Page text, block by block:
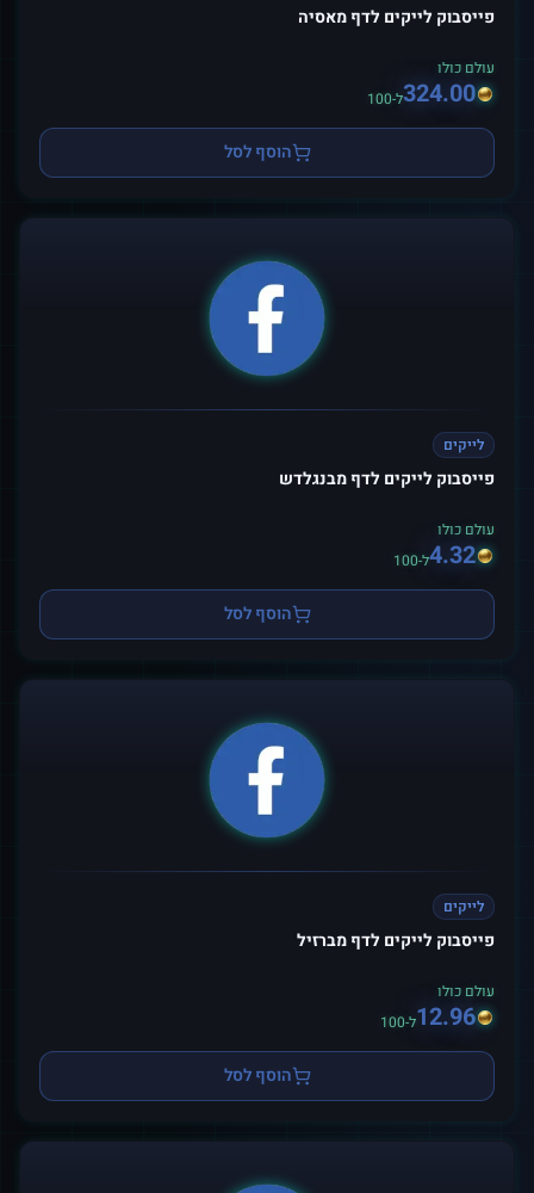
פייסבוק לייקים לדף מאסיה
עולם כולו
324.00ל-100
הוסף לסל
לייקים
פייסבוק לייקים לדף מבנגלדש
עולם כולו
4.32ל-100
הוסף לסל
לייקים
פייסבוק לייקים לדף מברזיל
עולם כולו
12.96ל-100
הוסף לסל